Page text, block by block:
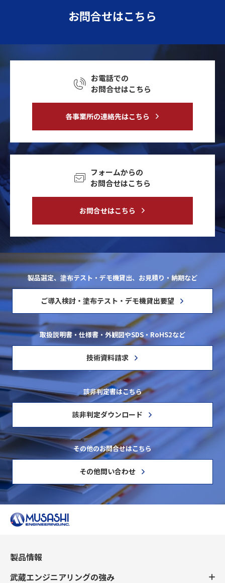
お問合せはこちら
お電話での
お問合せはこちら
各事業所の連絡先はこちら
フォームからの
お問合せはこちら
お問合せはこちら
製品選定、塗布テスト・デモ機貸出、お見積り・納期など
ご導入検討・塗布テスト・デモ機貸出要望
取扱説明書・仕様書・外観図やSDS・RoHS2など
技術資料請求
該非判定書はこちら
該非判定ダウンロード
その他のお問合せはこちら
その他問い合わせ
製品情報
武蔵エンジニアリングの強み